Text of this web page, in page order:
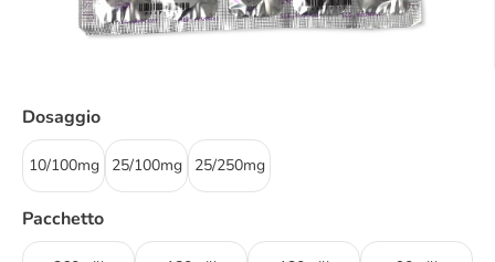
Dosaggio
10/100mg 25/100mg 25/250mg
Pacchetto